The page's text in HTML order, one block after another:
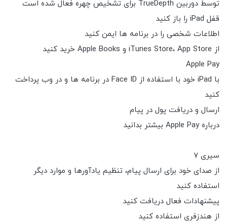
توسط دوربین TrueDepth برای تشخیص چهره فعال شده است
قفل iPad را باز کنید
اطلاعات شخصی را در برنامه ها ایمن کنید
از iTunes Store، App Store و Apple Books خرید کنید
Apple Pay
با iPad خود با استفاده از Face ID در برنامه ها و در وب پرداخت
کنید
ارسال و دریافت پول در پیام
درباره Apple Pay بیشتر بدانید
سیری 7
از صدای خود برای ارسال پیام، تنظیم یادآورها و موارد دیگر
استفاده کنید
پیشنهادات فعال دریافت کنید
از هندزفری استفاده کنید